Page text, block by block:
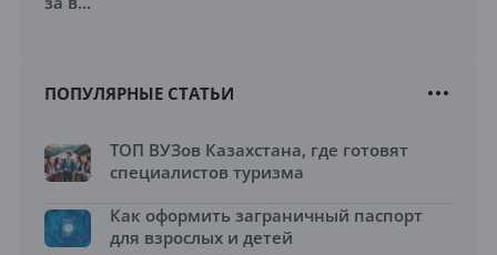
ПОПУЛЯРНЫЕ СТАТЬИ
ТОП ВУЗов Казахстана, где готовят
специалистов туризма
Как оформить заграничный паспорт
для взрослых и детей